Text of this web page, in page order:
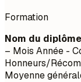
Formation
Nom du diplôme
– Mois Année -
Honneurs/
Moyenne